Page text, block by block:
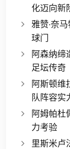
化迈向新
雅赞·奈
球门
阿森纳缔
足坛传奇
阿斯顿维
队阵容实
阿姆帕杜
力考验
里斯米卢